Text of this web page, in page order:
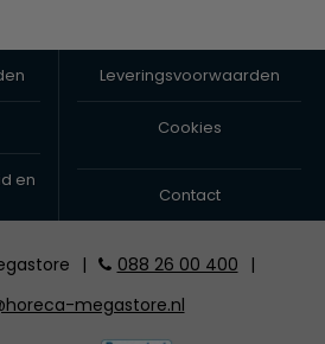
Leveringsvoorwaarden
Cookies
en
Contact
| 088 26 00 400
|
megastore.nl